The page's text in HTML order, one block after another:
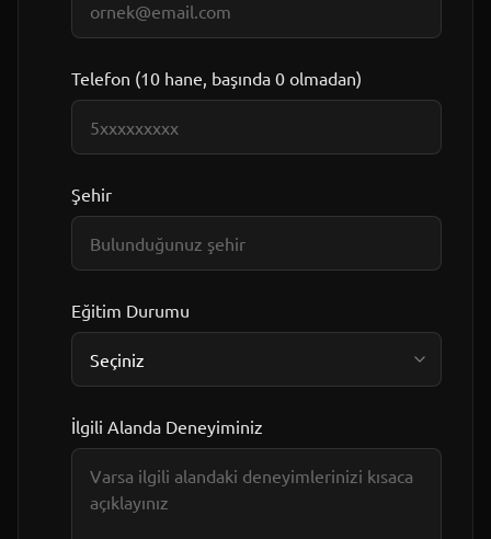
Telefon (10 hane, başında 0 olmadan)
Şehir
Eğitim Durumu
İlgili Alanda Deneyiminiz